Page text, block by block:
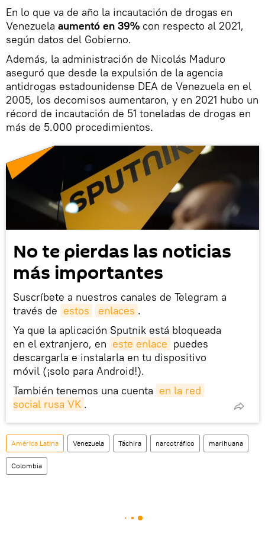
En lo que va de año la incautación de drogas en
Venezuela aumentó en 39% con respecto al 2021,
según datos del Gobierno.
Además, la administración de Nicolás Maduro
aseguró que desde la expulsión de la agencia
antidrogas estadounidense DEA de Venezuela en el
2005, los decomisos aumentaron, y en 2021 hubo un
récord de incautación de 51 toneladas de drogas en
más de 5.000 procedimientos.
No te pierdas las noticias
más importantes
Suscríbete a nuestros canales de Telegram a
través de estos enlaces .
Ya que la aplicación Sputnik está bloqueada
en el extranjero, en este enlace puedes
descargarla e instalarla en tu dispositivo
móvil (¡solo para Android!).
También tenemos una cuenta en la red
social rusa VK .
América Latina Venezuela Táchira narcotráfico marihuana
Colombia